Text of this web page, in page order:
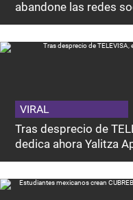
abandone las redes
VIRAL
Tras desprecio de
dedica ahora Yalitza